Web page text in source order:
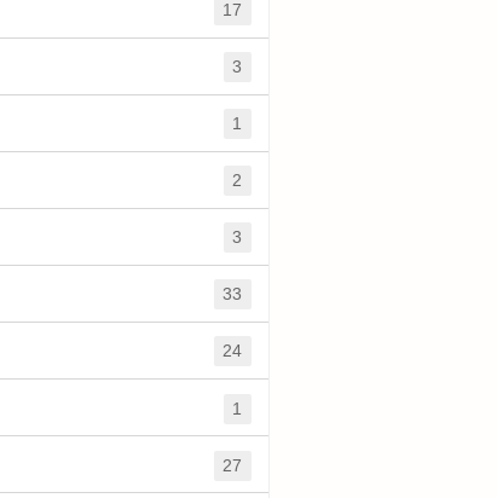
17
3
1
2
3
33
24
1
27